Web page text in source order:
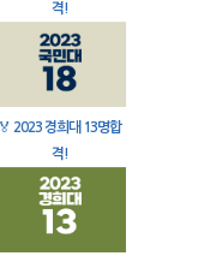
격!
🏅 2023 경희대 13명합
격!